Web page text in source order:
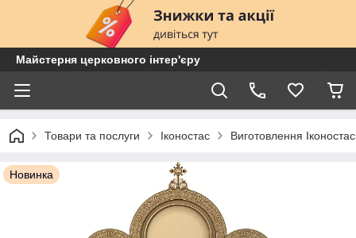
Майстерня церковного інтер'єру
Товари та послуги Іконостас Виготовлення
Новинка